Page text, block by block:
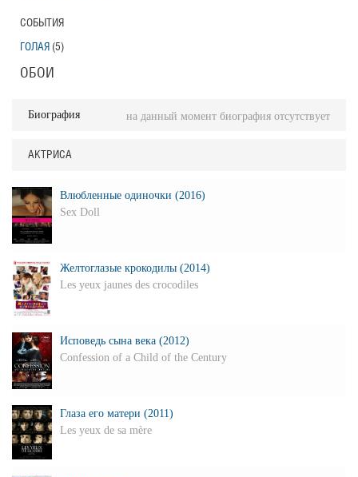
СОБЫТИЯ
ГОЛАЯ (5)
ОБОИ
Биография на данный момент биография отсутствует
АКТРИСА
Влюбленные одиночки (2016)
Sex Doll
Желтоглазые крокодилы (2014)
Les yeux jaunes des crocodiles
Исповедь сына века (2012)
Confession of a Child of the Century
Глаза его матери (2011)
Les yeux de sa mère